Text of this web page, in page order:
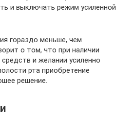
и выключать режим усиленной
гораздо меньше, чем
о том, что при наличии
и желании усиленно
рта приобретение
решение.